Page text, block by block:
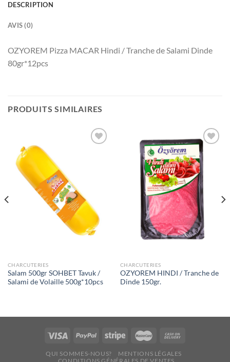
DESCRIPTION
AVIS (0)
OZYOREM Pizza MACAR Hindi / Tranche de Salami Dinde
80gr*12pcs
PRODUITS SIMILAIRES
CHARCUTERIES
Salam 500gr SOHBET Tavuk /
Salami de Volaille 500g*10pcs
Ajouter
à la liste
souhaits
CHARCUTERIES
OZYOREM HINDI / Tranche de
Dinde 150gr.
QUI SOMMES-NOUS?
MENTIONS LÉGALES